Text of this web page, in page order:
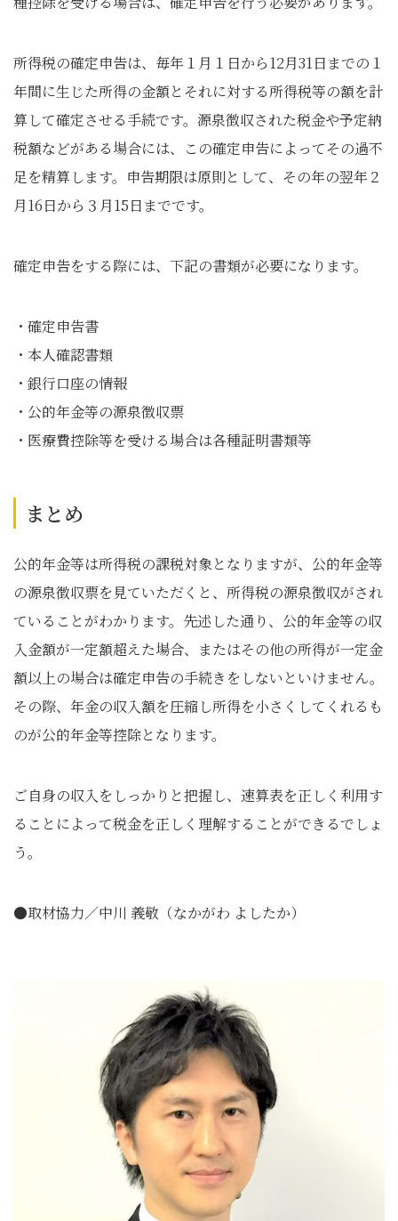
所得税の確定申告は、毎年１月１日から12月31日までの１
年間に生じた所得の金額とそれに対する所得税等の額を計
算して確定させる手続です。源泉徴収された税金や予定納
税額などがある場合には、この確定申告によってその過不
足を精算します。申告期限は原則として、その年の翌年２
月16日から３月15日までです。
確定申告をする際には、下記の書類が必要になります。
・確定申告書
・本人確認書類
・銀行口座の情報
・公的年金等の源泉徴収票
・医療費控除等を受ける場合は各種証明書類等
まとめ
公的年金等は所得税の課税対象となりますが、公的年金等
の源泉徴収票を見ていただくと、所得税の源泉徴収がされ
ていることがわかります。先述した通り、公的年金等の収
入金額が一定額超えた場合、またはその他の所得が一定金
額以上の場合は確定申告の手続きをしないといけません。
その際、年金の収入額を圧縮し所得を小さくしてくれるも
のが公的年金等控除となります。
ご自身の収入をしっかりと把握し、速算表を正しく利用す
ることによって税金を正しく理解することができるでしょ
う。
●取材協力／中川 義敬（なかがわ よしたか）